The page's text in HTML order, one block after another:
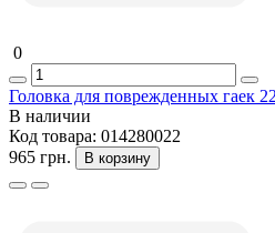
0
Головка для поврежденных гаек
В наличии
Код товара: 014280022
965 грн.
В корзину